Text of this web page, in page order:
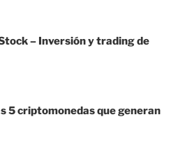
– Inversión y trading de
5 criptomonedas que generan